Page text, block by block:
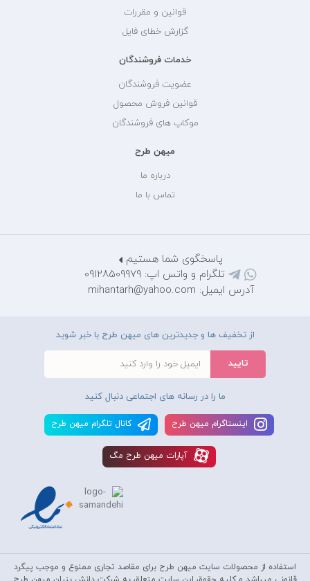
قوانین و مقررات
گزارش خطای فایل
خدمات فروشندگان
عضویت فروشندگان
قوانین فروش محصول
موکاپ های فروشندگان
میهن طرح
درباره ما
تماس با ما
پاسخگوی شما هستیم
تلگرام و واتس اپ: 09128509979
آدرس ایمیل: mihantarh@yahoo.com
از تخفیف ها و جدیدترین های میهن طرح با خبر شوید
ما را در رسانه های اجتماعی دنبال کنید
اينستاگرام ميهن طرح کانال تلگرام ميهن طرح
آپارات ميهن طرح مگ
استفاده از محصولات سايت میهن طرح برای مقاصد تجاری ممنوع و موجب پیگرد